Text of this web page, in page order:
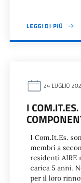
LEGGI DI PIÙ
24 LUGLIO
I
I Com.It.Es.
membri a
residenti AIRE
carica 5 anni.
per il loro